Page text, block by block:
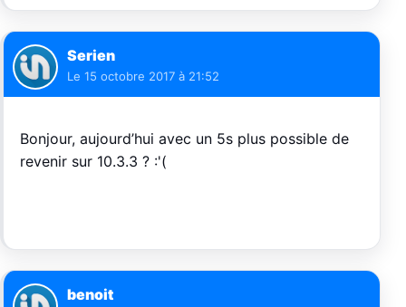
Serien
Le 15 octobre 2017 à 21:52
Bonjour, aujourd’hui avec un 5s plus possible de
revenir sur 10.3.3 ? :'(
benoit